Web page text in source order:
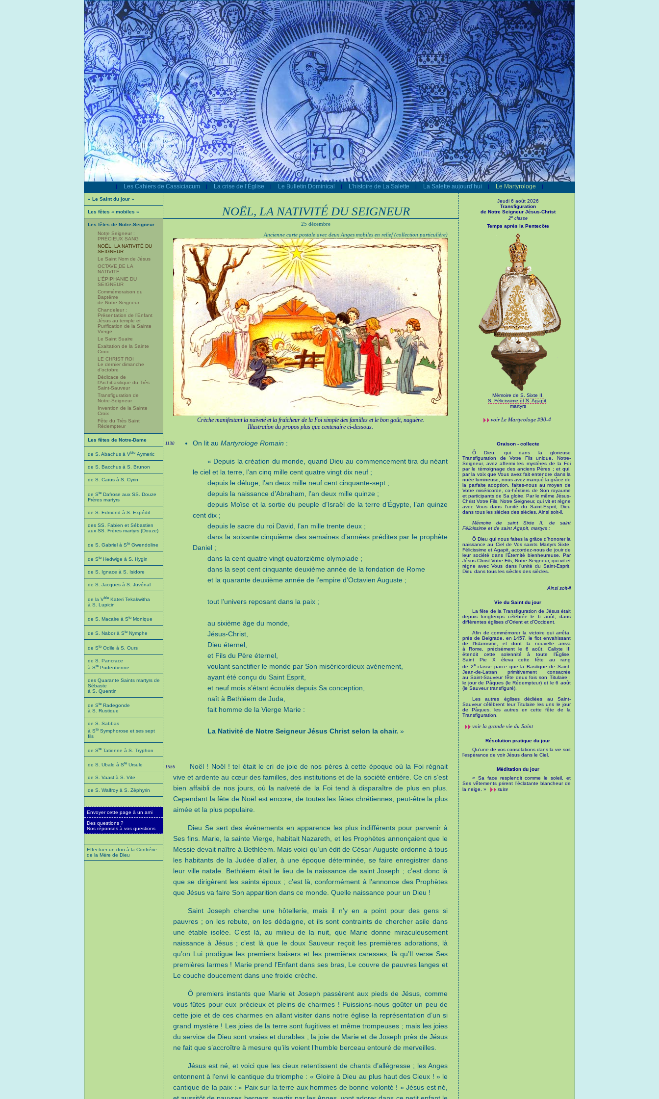
| Les Cahiers de Cassiciacum | La crise de l’Église | Le Bulletin Dominical | L’histoire de La Salette | La Salette aujourd’hui | Le Martyrologe |
« Le Saint du jour »
Les fêtes « mobiles »
Les fêtes de Notre-Seigneur
Notre Seigneur :
PRÉCIEUX SANG
NOËL, LA NATIVITÉ DU
SEIGNEUR
Le Saint Nom de Jésus
OCTAVE DE LA
NATIVITÉ
L'ÉPIPHANIE DU
SEIGNEUR
Commémoraison du
Baptême
de Notre Seigneur
Chandeleur :
Présentation de l’Enfant
Jésus au temple et
Purification de la Sainte
Vierge
Le Saint Suaire
Exaltation de la Sainte
Croix
LE CHRIST ROI
Le dernier dimanche
d'octobre
Dédicace de
l'Archibasilique du Très
Saint-Sauveur
Transfiguration de
Notre-Seigneur
Invention de la Sainte
Croix
Fête du Très Saint
Rédempteur
Les fêtes de Notre-Dame
de S. Abachus à Vble Aymeric
de S. Bacchus à S. Brunon
de S. Caïus à S. Cyrin
de Ste Dafrose aux SS. Douze
Frères martyrs
de S. Edmond à S. Expédit
des SS. Fabien et Sébastien
aux SS. Frères martyrs (Douze)
de S. Gabriel à Ste Gwendoline
de Ste Hedwige à S. Hygin
de S. Ignace à S. Isidore
de S. Jacques à S. Juvénal
de la Vble Kateri Tekakwitha
à S. Lupicin
de S. Macaire à Ste Monique
de S. Nabor à Ste Nymphe
de Ste Odile à S. Ours
de S. Pancrace
à Ste Pudentienne
des Quarante Saints martyrs de
Sébaste
à S. Quentin
de Ste Radegonde
à S. Rustique
de S. Sabbas
à Ste Symphorose et ses sept
fils
de Ste Tatienne à S. Tryphon
de S. Ubald à Ste Ursule
de S. Vaast à S. Vite
de S. Walfroy à S. Zéphyrin
Envoyer cette page à un ami
Des questions ?
Nos réponses à vos questions
Effectuer un don à la Confrérie
de la Mère de Dieu
NOËL, LA NATIVITÉ DU SEIGNEUR
25 décembre
Ancienne carte postale avec deux Anges mobiles en relief (collection particulière)
Crèche manifestant la naïveté et la fraîcheur de la Foi simple des familles et le bon goût, naguère.
Illustration du propos plus que centenaire ci-dessous.
1130 On lit au Martyrologe Romain :
« Depuis la création du monde, quand Dieu au commencement tira du néant
le ciel et la terre, l’an cinq mille cent quatre vingt dix neuf ;
depuis le déluge, l’an deux mille neuf cent cinquante-sept ;
depuis la naissance d’Abraham, l’an deux mille quinze ;
depuis Moïse et la sortie du peuple d’Israël de la terre d’Égypte, l’an quinze
cent dix ;
depuis le sacre du roi David, l’an mille trente deux ;
dans la soixante cinquième des semaines d’années prédites par le prophète
Daniel ;
dans la cent quatre vingt quatorzième olympiade ;
dans la sept cent cinquante deuxième année de la fondation de Rome
et la quarante deuxième année de l’empire d’Octavien Auguste ;
tout l’univers reposant dans la paix ;
au sixième âge du monde,
Jésus-Christ,
Dieu éternel,
et Fils du Père éternel,
voulant sanctifier le monde par Son miséricordieux avènement,
ayant été conçu du Saint Esprit,
et neuf mois s’étant écoulés depuis Sa conception,
naît à Bethléem de Juda,
fait homme de la Vierge Marie :
La Nativité de Notre Seigneur Jésus Christ selon la chair. »
1556
Noël ! Noël ! tel était le cri de joie de nos pères à cette époque où la Foi régnait
vive et ardente au cœur des familles, des institutions et de la société entière. Ce cri s’est
bien affaibli de nos jours, où la naïveté de la Foi tend à disparaître de plus en plus.
Cependant la fête de Noël est encore, de toutes les fêtes chrétiennes, peut-être la plus
aimée et la plus populaire.
Dieu Se sert des événements en apparence les plus indifférents pour parvenir à
Ses fins. Marie, la sainte Vierge, habitait Nazareth, et les Prophètes annonçaient que le
Messie devait naître à Bethléem. Mais voici qu’un édit de César-Auguste ordonne à tous
les habitants de la Judée d’aller, à une époque déterminée, se faire enregistrer dans
leur ville natale. Bethléem était le lieu de la naissance de saint Joseph ; c’est donc là
que se dirigèrent les saints époux ; c’est là, conformément à l’annonce des Prophètes
que Jésus va faire Son apparition dans ce monde. Quelle naissance pour un Dieu !
Saint Joseph cherche une hôtellerie, mais il n’y en a point pour des gens si
pauvres ; on les rebute, on les dédaigne, et ils sont contraints de chercher asile dans
une étable isolée. C’est là, au milieu de la nuit, que Marie donne miraculeusement
naissance à Jésus ; c’est là que le doux Sauveur reçoit les premières adorations, là
qu’on Lui prodigue les premiers baisers et les premières caresses, là qu’Il verse Ses
premières larmes ! Marie prend l’Enfant dans ses bras, Le couvre de pauvres langes et
Le couche doucement dans une froide crèche.
Ô premiers instants que Marie et Joseph passèrent aux pieds de Jésus, comme
vous fûtes pour eux précieux et pleins de charmes ! Puissions-nous goûter un peu de
cette joie et de ces charmes en allant visiter dans notre église la représentation d’un si
grand mystère ! Les joies de la terre sont fugitives et même trompeuses ; mais les joies
du service de Dieu sont vraies et durables ; la joie de Marie et de Joseph près de Jésus
ne fait que s’accroître à mesure qu’ils voient l’humble berceau entouré de merveilles.
Jésus est né, et voici que les cieux retentissent de chants d’allégresse ; les Anges
entonnent à l’envi le cantique du triomphe : « Gloire à Dieu au plus haut des Cieux ! » le
cantique de la paix : « Paix sur la terre aux hommes de bonne volonté ! » Jésus est né,
Jeudi 6 août 2026
Transfiguration
de Notre Seigneur Jésus-Christ
2eclasse
Temps après la Pentecôte
Mémoire de S. Sixte II,
S. Félicissime et S. Agapit
martyrs
voir Le Martyrologe#90-4
Oraison - collecte
Ô Dieu, qui dans la glorieuse
Transfiguration de Votre Fils unique, Notre-
Seigneur, avez affermi les mystères de la Foi
par le témoignage des anciens Pères ; et qui,
par la voix que Vous avez fait entendre dans la
nuée lumineuse, nous avez marqué la grâce de
la parfaite adoption, faites-nous au moyen de
Votre miséricorde, co-héritiers de Son royaume
et participants de Sa gloire. Par le même Jésus-
Christ Votre Fils, Notre Seigneur, qui vit et règne
avec Vous dans l’unité du Saint-Esprit, Dieu
dans tous les siècles des siècles. Ainsi soit-il.
Mémoire de saint Sixte II, de saint
Félicissime et de saint Agapit, martyrs :
Ô Dieu qui nous faites la grâce d’honorer la
naissance au Ciel de Vos saints Martyrs Sixte,
Félicissime et Agapit, accordez-nous de jouir de
leur société dans l’Éternité bienheureuse. Par
Jésus-Christ Votre Fils, Notre Seigneur, qui vit et
règne avec Vous dans l’unité du Saint-Esprit,
Dieu dans tous les siècles des siècles.
Ainsi soit-il
Vie du Saint du jour
La fête de la Transfiguration de Jésus était
depuis longtemps célébrée le 6 août, dans
différentes églises d’Orient et d’Occident.
Afin de commémorer la victoire qui arrêta,
près de Belgrade, en 1457, le flot envahissant
de l’Islamisme, et dont la nouvelle arriva
à Rome, précisément le 6 août, Calixte III
étendit cette solennité à toute l’Église.
Saint Pie X éleva cette fête au rang
de 2eclasse parce que la Basilique de Saint-
Jean-de-Latran primitivement consacrée
au Saint-Sauveur fête deux fois son Titulaire :
le jour de Pâques (le Rédempteur) et le 6 août
(le Sauveur transfiguré).
Les autres églises dédiées au Saint-
Sauveur célèbrent leur Titulaire les uns le jour
de Pâques, les autres en cette fête de la
Transfiguration.
voir la grande vie du Saint
Résolution pratique du jour
Qu’une de vos consolations dans la vie soit
l’espérance de voir Jésus dans le Ciel.
Méditation du jour
« Sa face resplendit comme le soleil, et
Ses vêtements prirent l’éclatante blancheur de
la neige. »
suite